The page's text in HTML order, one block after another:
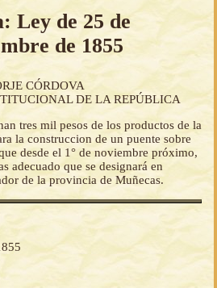
Ley de 25 de
de 1855
CÓRDOVA
DE LA REPÚBLICA
tres mil pesos de los productos de la
la construccion de un puente sobre
desde el 1° de noviembre próximo,
adecuado que se designará en
de la provincia de Muñecas.